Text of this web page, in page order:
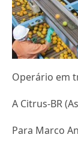
Operário em
A Citrus-BR
Para Marco